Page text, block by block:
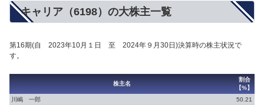
キャリア（6198）の大株主一覧
第16期(自 2023年10月１日 至 2024年９月30日)決算時の株主状況で
す。
株主名
割合
【%】
川嶋 一郎
50.21